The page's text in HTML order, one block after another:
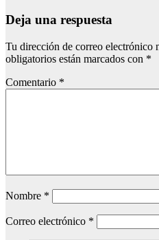
Deja una respuesta
Tu dirección de correo electrónico
obligatorios están marcados con *
Comentario *
Nombre *
Correo electrónico *